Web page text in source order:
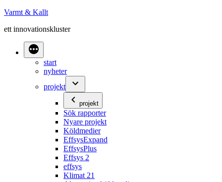
Hoppa
innehåll
Varmt & Kallt
ett innovationskluster
start
nyheter
projekt
projekt
Sök rapporter
Nyare projekt
Köldmedier
EffsysExpand
EffsysPlus
Effsys 2
effsys
Klimat 21